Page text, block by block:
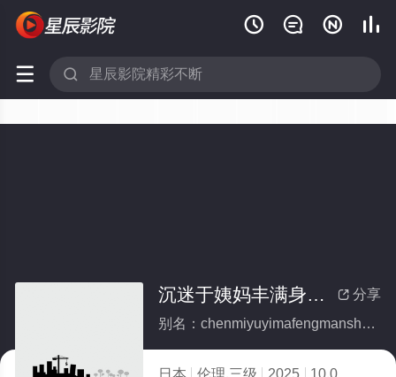
   
 
 分享
沉迷于姨妈丰满身材的侄子
别名：chenmiyuyimafengmanshencaidezhizi